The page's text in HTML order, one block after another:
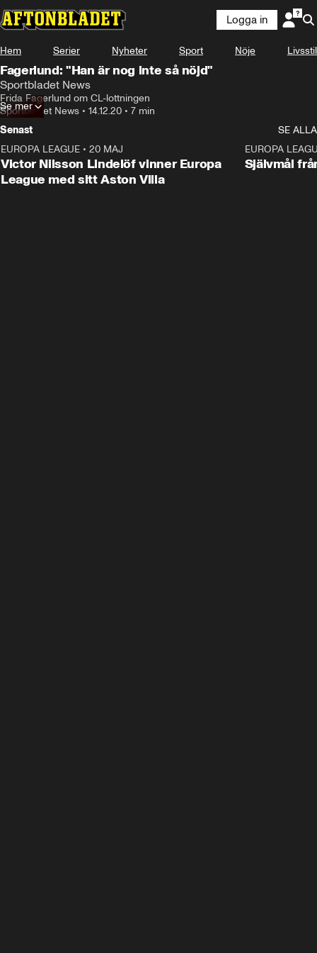
Logga in
Hem Serier Nyheter Sport Nöje Livsstil
Fagerlund: "Han är nog inte så nöjd"
Sportbladet News
Frida Fagerlund om CL-lottningen
Sportbladet News • 14.12.20 • 7 min
Se mer
Senast
SE ALLA
EUROPA LEAGUE • 20 MAJ
Victor Nilsson Lindelöf vinner Europa
League med sitt Aston Villa
EUROPA
Självmål